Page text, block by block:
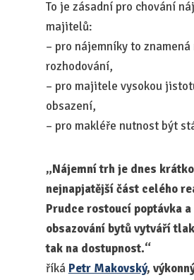
To je zásadní pro chování
majitelů:
– pro nájemníky to znamená
rozhodování,
– pro majitele vysokou
obsazení,
– pro makléře nutnost být
„Nájemní trh je dnes
nejnapjatější část celého
Prudce rostoucí poptávka
obsazování bytů vytváří
tak na dostupnost.“
říká Petr Makovský,